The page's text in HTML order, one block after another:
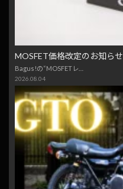
MOSFET価格改定のお知らせ
Bagus!の“MOSFETレ…
2026.08.04